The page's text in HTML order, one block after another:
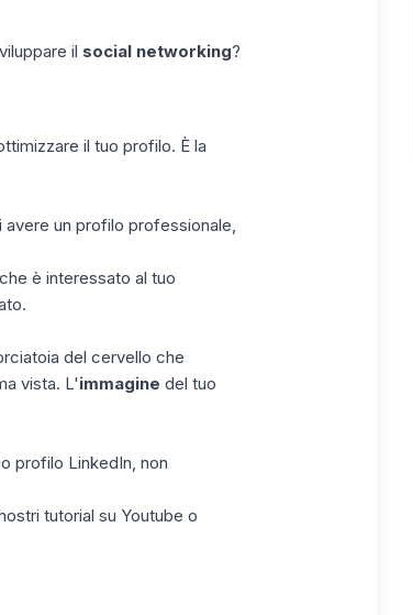
il social networking?
il tuo profilo. È la
un profilo professionale,
è interessato al tuo
del cervello che
vista. L'immagine del tuo
profilo LinkedIn, non
tutorial su Youtube o